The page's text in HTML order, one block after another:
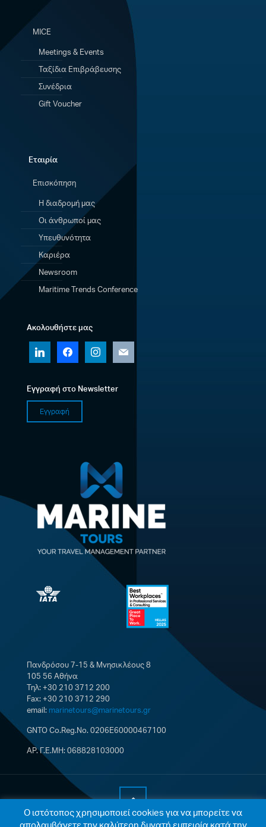
MICE
Meetings & Events
Ταξίδια Eπιβράβευσης
Συνέδρια
Gift Voucher
Εταιρία
Επισκόπηση
Η διαδρομή μας
Οι άνθρωποί μας
Υπευθυνότητα
Καριέρα
Newsroom
Maritime Trends Conference
Ακολουθήστε μας
linkedin
facebook instagram
Εγγραφή στο Newsletter
Εγγραφή
Πανδρόσου 7-15 & Μνησικλέους 8
105 56 Αθήνα
Τηλ: +30 210 3712 200
Fax: +30 210 3712 290
email: marinetours@marinetours.gr
GNTO Co.Reg.No. 0206E60000467100
ΑΡ. Γ.Ε.ΜΗ: 068828103000
Ο ιστότοπος χρησιμοποιεί cookies για να μπορείτε να